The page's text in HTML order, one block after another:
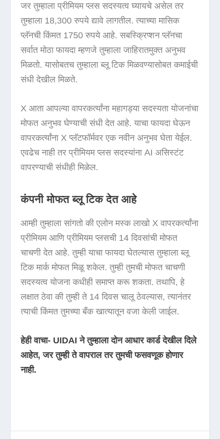
जर तुम्हाला प्रीमियम प्लस सदस्यत्व घ्यायचे असेल तर
तुम्हाला 18,300 रुपये द्यावे लागतील. त्याच्या मासिक
प्लॅनची ​​किंमत 1750 रुपये आहे. सबस्क्रिप्शन प्लॅनचा
सर्वात मोठा फायदा म्हणजे तुम्हाला जाहिरातमुक्त अनुभव
मिळतो. यासोबतच तुम्हाला ब्लू टिक मिळवण्यासोबत कमाईची
संधी देखील मिळते.
X आता आपल्या वापरकर्त्यांना महागड्या सदस्यता योजनांचा
मोफत अनुभव घेण्याची संधी देत ​​आहे. याचा फायदा घेऊन
वापरकर्त्यांना X प्लॅटफॉर्मवर एक नवीन अनुभव घेता येईल.
एवढेच नाही तर प्रीमियम प्लस सदस्यांना AI असिस्टंट
वापरण्याची संधीही मिळेल.
कंपनी मोफत ब्लू टिक देत आहे
आम्ही तुम्हाला सांगतो की एलोन मस्क लाखो X वापरकर्त्यांना
प्रीमियम आणि प्रीमियम प्लसची 14 दिवसांची मोफत
चाचणी देत ​​आहे. तुम्ही याचा फायदा घेतल्यास तुम्हाला ब्लू
टिक मार्क मोफत मिळू शकेल. तुम्ही तुमची मोफत चाचणी
सदस्यत्व योजना कधीही समाप्त करू शकता. तथापि, हे
लक्षात ठेवा की तुम्ही ते 14 दिवस चालू ठेवल्यास, त्यानंतर
त्याची किंमत तुमच्या बँक खात्यातून वजा केली जाईल.
हेही वाचा- UIDAI ने तुम्हाला दोन आधार कार्ड देखील दिले
आहेत, जर तुम्ही ते वापराल तर तुमची फसवणूक होणार
नाही.